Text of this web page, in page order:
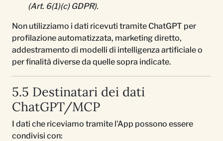
(Art. 6(1)(c) GDPR).
Non utilizziamo i dati ricevuti tramite ChatGPT per
profilazione automatizzata, marketing diretto,
addestramento di modelli di intelligenza artificiale o
per finalità diverse da quelle sopra indicate.
5.5 Destinatari dei dati
ChatGPT/MCP
I dati che riceviamo tramite l’App possono essere
condivisi con: